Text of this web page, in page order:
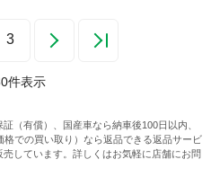
3
件表示
（有償）、国産車なら納車後100日以内、
での買い取り）なら返品できる返品サービ
しています。詳しくはお気軽に店舗にお問